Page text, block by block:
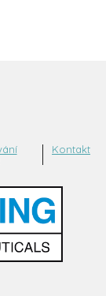
Kontakt